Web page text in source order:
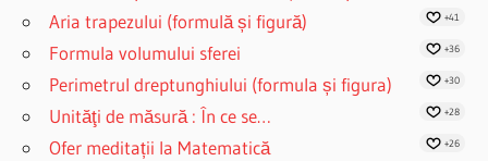
Aria trapezului (formulă și figură) +41
Formula volumului sferei +36
Perimetrul dreptunghiului (formula și figura) +30
Unităţi de măsură : În ce se… +28
Ofer meditații la Matematică +26